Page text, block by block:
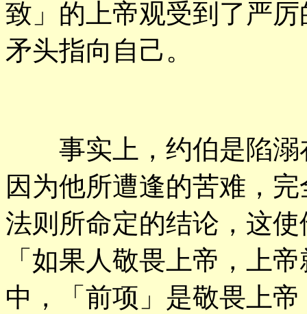
致」的上帝观受到了严
矛头指向自己。
事实上，约伯是陷溺
因为他所遭逢的苦难，
法则所命定的结论，这
「如果人敬畏上帝，上
中，「前项」是敬畏上